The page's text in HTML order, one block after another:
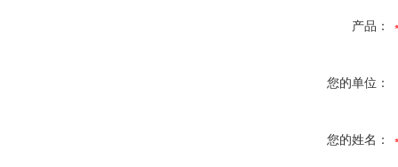
产品：
您的单位：
您的姓名：